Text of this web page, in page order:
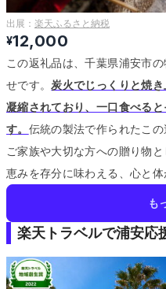
出展： 楽天ふるさと納税
¥12,000
この返礼品は、千葉県浦安市
せです。 炭火でじっくりと焼
凝縮されており、一口食べる
す。 伝統の製法で作られたこ
ご家族や大切な方への贈り物
恵みを存分に味わえる、心と体
も
楽天トラベルで浦安応